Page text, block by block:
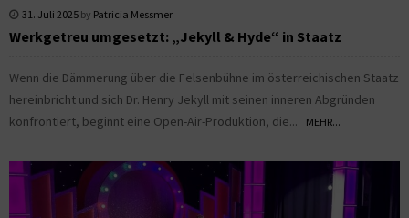
31. Juli 2025 by Patricia Messmer
Werkgetreu umgesetzt: „Jekyll & Hyde“ in Staatz
Wenn die Dämmerung über die Felsenbühne im österreichischen Staatz
hereinbricht und sich Dr. Henry Jekyll mit seinen inneren Abgründen
konfrontiert, beginnt eine Open-Air-Produktion, die...
MEHR...